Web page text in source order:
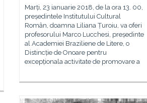
Marți, 23 ianuarie 2018, de la ora 13. 00,
președintele Institutului Cultural
Român, doamna Liliana Țuroiu, va oferi
profesorului Marco Lucchesi, președinte
al Academiei Braziliene de Litere, o
Distincție de Onoare pentru
excepționala activitate de promovare a